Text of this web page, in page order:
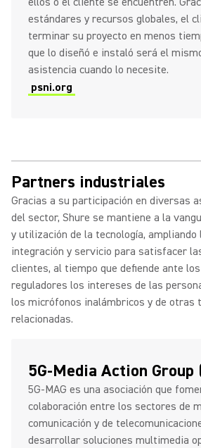
estándares y recursos globales, el
terminar su proyecto en menos
que lo diseñó e instaló será el
asistencia cuando lo necesite.
psni.org
Partners industriales
Gracias a su participación en diversas
del sector, Shure se mantiene a la
y utilización de la tecnología, ampliando
integración y servicio para satisfacer
clientes, al tiempo que defiende ante
reguladores los intereses de las
los micrófonos inalámbricos y de otras
relacionadas.
5G-Media Action Group
5G-MAG es una asociación que
colaboración entre los sectores de
comunicación y de
desarrollar soluciones multimedia